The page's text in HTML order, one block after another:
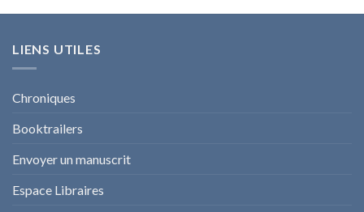
LIENS UTILES
Chroniques
Booktrailers
Envoyer un manuscrit
Espace Libraires